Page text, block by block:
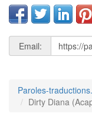
Email:
Paroles-
Dirty Diana